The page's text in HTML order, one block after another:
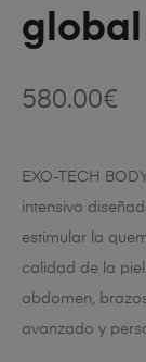
global
580.00€
EXO-TECH
intensivo
estimular la
calidad de la
abdomen,
avanzado y